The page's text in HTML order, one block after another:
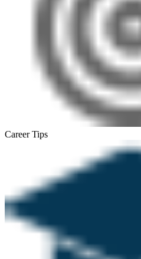
Career Tips